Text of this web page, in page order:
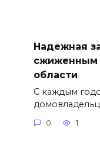
Надежная
сжиженным
области
С каждым
0 1